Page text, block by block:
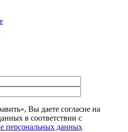
Вы даете согласие на
в соответствии с
персональных данных